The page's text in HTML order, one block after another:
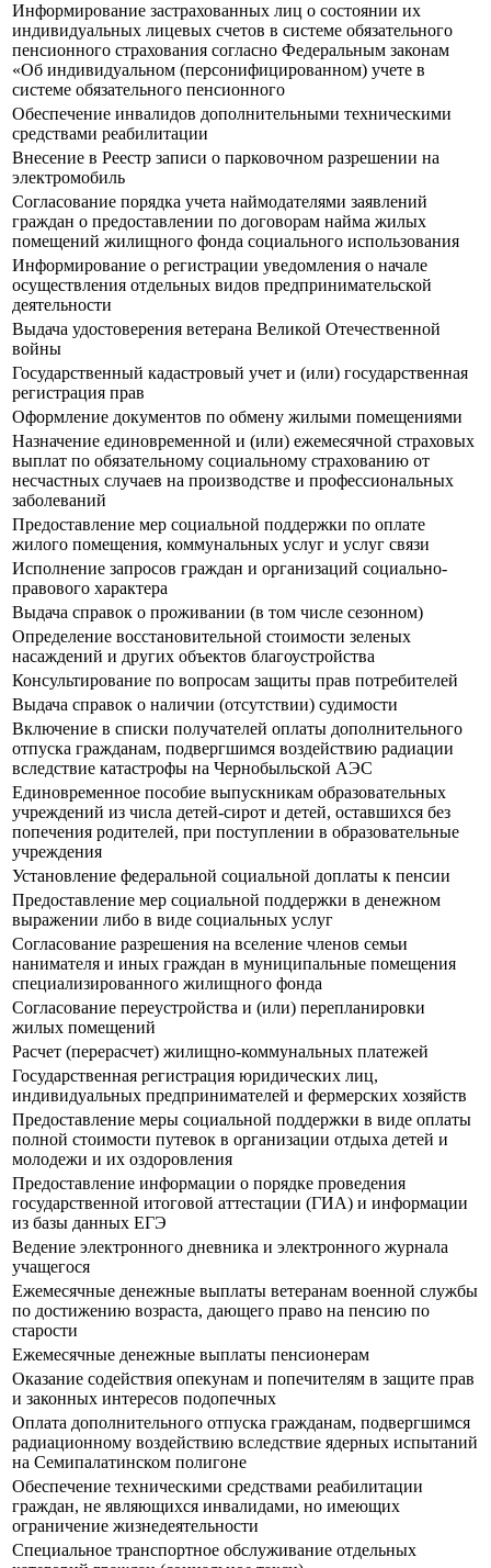
Информирование застрахованных лиц о состоянии их
индивидуальных лицевых счетов в системе обязательного
пенсионного страхования согласно Федеральным законам
«Об индивидуальном (персонифицированном) учете в
системе обязательного пенсионного
Обеспечение инвалидов дополнительными техническими
средствами реабилитации
Внесение в Реестр записи о парковочном разрешении на
электромобиль
Согласование порядка учета наймодателями заявлений
граждан о предоставлении по договорам найма жилых
помещений жилищного фонда социального использования
Информирование о регистрации уведомления о начале
осуществления отдельных видов предпринимательской
деятельности
Выдача удостоверения ветерана Великой Отечественной
войны
Государственный кадастровый учет и (или) государственная
регистрация прав
Оформление документов по обмену жилыми помещениями
Назначение единовременной и (или) ежемесячной страховых
выплат по обязательному социальному страхованию от
несчастных случаев на производстве и профессиональных
заболеваний
Предоставление мер социальной поддержки по оплате
жилого помещения, коммунальных услуг и услуг связи
Исполнение запросов граждан и организаций социально-
правового характера
Выдача справок о проживании (в том числе сезонном)
Определение восстановительной стоимости зеленых
насаждений и других объектов благоустройства
Консультирование по вопросам защиты прав потребителей
Выдача справок о наличии (отсутствии) судимости
Включение в списки получателей оплаты дополнительного
отпуска гражданам, подвергшимся воздействию радиации
вследствие катастрофы на Чернобыльской АЭС
Единовременное пособие выпускникам образовательных
учреждений из числа детей-сирот и детей, оставшихся без
попечения родителей, при поступлении в образовательные
учреждения
Установление федеральной социальной доплаты к пенсии
Предоставление мер социальной поддержки в денежном
выражении либо в виде социальных услуг
Согласование разрешения на вселение членов семьи
нанимателя и иных граждан в муниципальные помещения
специализированного жилищного фонда
Согласование переустройства и (или) перепланировки
жилых помещений
Расчет (перерасчет) жилищно-коммунальных платежей
Государственная регистрация юридических лиц,
индивидуальных предпринимателей и фермерских хозяйств
Предоставление меры социальной поддержки в виде оплаты
полной стоимости путевок в организации отдыха детей и
молодежи и их оздоровления
Предоставление информации о порядке проведения
государственной итоговой аттестации (ГИА) и информации
из базы данных ЕГЭ
Ведение электронного дневника и электронного журнала
учащегося
Ежемесячные денежные выплаты ветеранам военной службы
по достижению возраста, дающего право на пенсию по
старости
Ежемесячные денежные выплаты пенсионерам
Оказание содействия опекунам и попечителям в защите прав
и законных интересов подопечных
Оплата дополнительного отпуска гражданам, подвергшимся
радиационному воздействию вследствие ядерных испытаний
на Семипалатинском полигоне
Обеспечение техническими средствами реабилитации
граждан, не являющихся инвалидами, но имеющих
ограничение жизнедеятельности
Специальное транспортное обслуживание отдельных